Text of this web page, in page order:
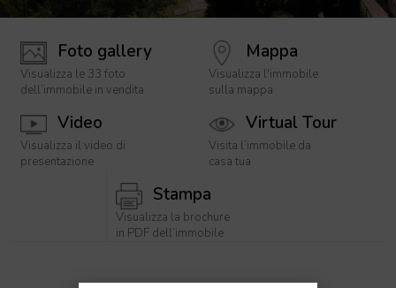
[ 1 / 33 ]
Foto gallery
Visualizza le 33 foto
dell’immobile in vendita
Mappa
Visualizza l'immobile
sulla mappa
Video
Visualizza il video di
presentazione
Virtual Tour
Visita l’immobile da
casa tua
Stampa
Visualizza la brochure
in PDF dell’immobile